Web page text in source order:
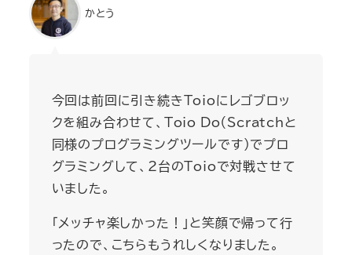
かとう
今回は前回に引き続きToioにレゴブロッ
クを組み合わせて、Toio Do（Scratchと
同様のプログラミングツールです）でプロ
グラミングして、2台のToioで対戦させて
いました。
「メッチャ楽しかった！」と笑顔で帰って行
ったので、こちらもうれしくなりました。